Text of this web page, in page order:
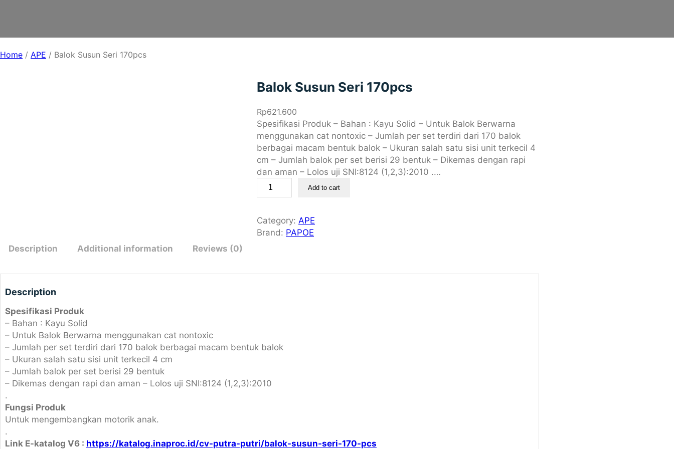
Home / APE / Balok Susun Seri 170pcs
Balok Susun Seri 170pcs
Rp621.600
Spesifikasi Produk – Bahan : Kayu Solid – Untuk Balok Berwarna
menggunakan cat nontoxic – Jumlah per set terdiri dari 170 balok
berbagai macam bentuk balok – Ukuran salah satu sisi unit terkecil 4
cm – Jumlah balok per set berisi 29 bentuk – Dikemas dengan rapi
dan aman – Lolos uji SNI:8124 (1,2,3):2010 .…
a
o
k
1
p
Add to cart
Category: APE
Brand: PAPOE
Description
Additional information Reviews (0)
Description
Spesifikasi Produk
– Bahan : Kayu Solid
– Untuk Balok Berwarna menggunakan cat nontoxic
– Jumlah per set terdiri dari 170 balok berbagai macam bentuk balok
– Ukuran salah satu sisi unit terkecil 4 cm
– Jumlah balok per set berisi 29 bentuk
– Dikemas dengan rapi dan aman – Lolos uji SNI:8124 (1,2,3):2010
.
Fungsi Produk
Untuk mengembangkan motorik anak.
.
Link E-katalog V6 : https://katalog.inaproc.id/cv-putra-putri/balok-susun-seri-170-pcs